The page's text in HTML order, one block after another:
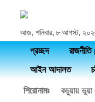
আজ, শনিবার, ৮ আগস্ট, ২০২৬
প্রচ্ছদ রাজনীতি
আইন আদালত
শিরোনামঃ কচুয়ায় ভুয়া